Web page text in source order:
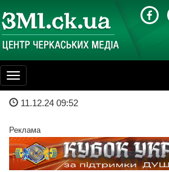
Toggle
navigation
11.12.24 09:52
Реклама